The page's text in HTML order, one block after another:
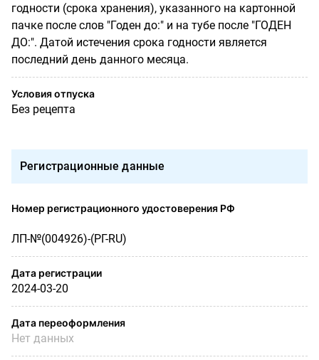
годности (срока хранения), указанного на картонной
пачке после слов "Годен до:" и на тубе после "ГОДЕН
ДО:". Датой истечения срока годности является
последний день данного месяца.
Условия отпуска
Без рецепта
Регистрационные данные
Номер регистрационного удостоверения РФ
ЛП-№(004926)-(РГ-RU)
Дата регистрации
2024-03-20
Дата переоформления
Нет данных